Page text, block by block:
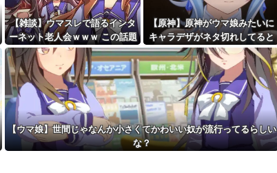
【雑談】ウマスレで語るインタ
ーネット老人会ｗｗｗ この話題
についていけないってマ
ジ…！？
【原神】原神がウマ娘みたいに
キャラデザがネタ切れしてると
か言ってる奴いるんだが、そう
なの？
【ウマ娘】世間じゃなんか小さくてかわいい奴が流行ってるらしい
な？